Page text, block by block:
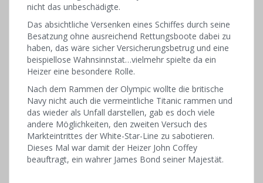
nicht das unbeschädigte.
Das absichtliche Versenken eines Schiffes durch seine
Besatzung ohne ausreichend Rettungsboote dabei zu
haben, das wäre sicher Versicherungsbetrug und eine
beispiellose Wahnsinnstat…vielmehr spielte da ein
Heizer eine besondere Rolle.
Nach dem Rammen der Olympic wollte die britische
Navy nicht auch die vermeintliche Titanic rammen und
das wieder als Unfall darstellen, gab es doch viele
andere Möglichkeiten, den zweiten Versuch des
Markteintrittes der White-Star-Line zu sabotieren.
Dieses Mal war damit der Heizer John Coffey
beauftragt, ein wahrer James Bond seiner Majestät.